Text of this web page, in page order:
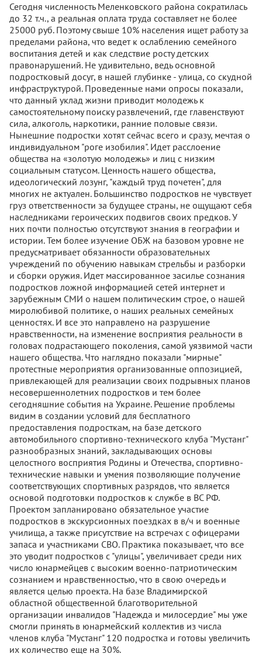
Сегодня численность Меленковского района сократилась
до 32 т.ч., а реальная оплата труда составляет не более
25000 руб. Поэтому свыше 10% населения ищет работу за
пределами района, что ведет к ослаблению семейного
воспитания детей и как следствие росту детских
правонарушений. Не удивительно, ведь основной
подростковый досуг, в нашей глубинке - улица, со скудной
инфраструктурой. Проведенные нами опросы показали,
что данный уклад жизни приводит молодежь к
самостоятельному поиску развлечений, где главенствуют
сила, алкоголь, наркотики, ранние половые связи.
Нынешние подростки хотят сейчас всего и сразу, мечтая о
индивидуальном "роге изобилия". Идет расслоение
общества на «золотую молодежь» и лиц с низким
социальным статусом. Ценность нашего общества,
идеологический лозунг, "каждый труд почетен", для
многих не актуален. Большинство подростков не чувствует
груз ответственности за будущее страны, не ощущают себя
наследниками героических подвигов своих предков. У
них почти полностью отсутствуют знания в географии и
истории. Тем более изучение ОБЖ на базовом уровне не
предусматривает обязанности образовательных
учреждений по обучению навыкам стрельбы и разборки
и сборки оружия. Идет массированное засилье сознания
подростков ложной информацией сетей интернет и
зарубежным СМИ о нашем политическим строе, о нашей
миролюбивой политике, о наших реальных семейных
ценностях. И все это направлено на разрушение
нравственности, на изменение восприятия реальности в
головах подрастающего поколения, самой уязвимой части
нашего общества. Что наглядно показали "мирные"
протестные мероприятия организованные оппозицией,
привлекающей для реализации своих подрывных планов
несовершеннолетних подростков и тем более
сегодняшние события на Украине. Решение проблемы
видим в создании условий для бесплатного
предоставления подросткам, на базе детского
автомобильного спортивно-технического клуба "Мустанг"
разнообразных знаний, закладывающих основы
целостного восприятия Родины и Отечества, спортивно-
технические навыки и умения позволяющие получение
соответствующих спортивных разрядов, что является
основой подготовки подростков к службе в ВС РФ.
Проектом запланировано обязательное участие
подростков в экскурсионных поездках в в/ч и военные
училища, а также присутствие на встречах с офицерами
запаса и участниками СВО. Практика показывает, что все
это уводит подростков с "улицы", увеличивает среди них
число юнармейцев с высоким военно-патриотическим
сознанием и нравственностью, что в свою очередь и
является целью проекта. На базе Владимирской
областной общественной благотворительной
организации инвалидов "Надежда и милосердие" мы уже
смогли принять в юнармейский коллектив из числа
членов клуба "Мустанг" 120 подростка и готовы увеличить
их количество еще на 30%.